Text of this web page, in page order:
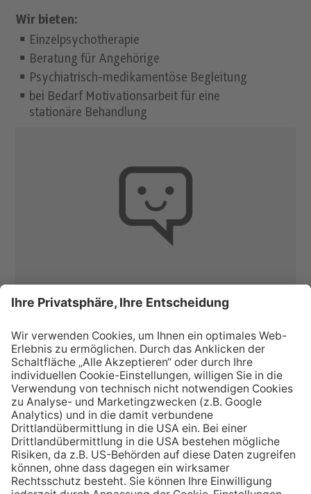
Wir bieten:
Einzelpsychotherapie
Beratung für Angehörige
Psychiatrisch-medikamentöse Begleitung
bei Bedarf Motivationsarbeit für eine
stationäre Behandlung
Kontakt
Ambulante Suchtprävention
Liebeneggstraße 2
6020 Innsbruck
T: 0512 / 5331-7440
E:asp@isd.or.at
Telefonisch erreichbar:
Montag und Mittwoch: 10:00 bis 13:00 Uhr
Rückruf nach Bekanntgabe Ihrer Nummer auf